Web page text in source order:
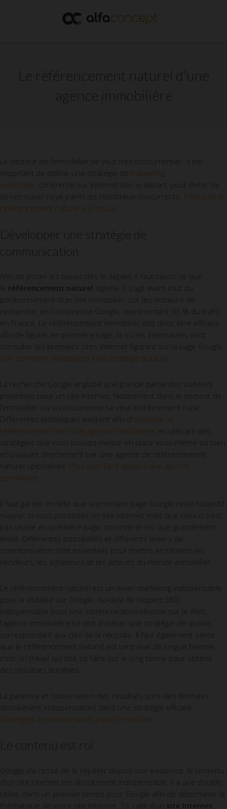
Le référencement naturel d’une
agence immobilière
Le secteur de l’immobilier se veut très concurrentiel : il est
important de définir une stratégie de marketing
immobilier cohérente sur Internet dès le départ, pour éviter de
se retrouver noyé parmi les nombreux concurrents. Pourquoi le
référencement naturel est crucial
Développer une stratégie de
communication
Afin de poser les bases dès le départ, il faut savoir ce que
référencement naturel signifie. Il s’agit avant tout du
positionnement d’un site immobilier, sur les moteurs de
recherche, en l’occurrence Google, représentant 95 % du trafic
en France. Le référencement immobilier doit donc être efficace
afin de figurer en première page, là où les internautes vont
consulter les premiers sites Internet figurant sur la page Google.
Voir comment développer une stratégie durable
La recherche Google englobe une grande partie des visiteurs
potentiels pour un site Internet. Notamment dans le secteur de
l’immobilier où la concurrence se veut extrêmement rude.
Différentes techniques existent afin d’ optimiser le
référencement de votre agence immobilière , en utilisant des
stratégies que vous pouvez mettre en place vous-même ou bien
en passant directement par une agence de référencement
naturel spécialisée. Pourquoi faire appel à une agence
spécialisée
Il faut garder en tête que la première page Google reste l’objectif
majeur, si vous possédez un site Internet mais que celui-ci n’est
pas visible en première page, son intérêt est que grandement
limité. Différentes possibilités et différents leviers de
communication sont essentiels pour mettre en relation les
vendeurs, les acheteurs et les acteurs du monde immobilier.
Le référencement naturel est un levier marketing indispensable
pour la visibilité sur Google. Au-delà de l’aspect SEO,
indispensable pour une communication réussie sur le Web,
l’agence immobilière se doit d’utiliser une stratégie de qualité,
correspondant aux clés de la réussite. Il faut également savoir
que le référencement naturel est un travail de longue haleine,
c’est un travail qui doit se faire sur le long terme pour obtenir
des résultats durables.
La patience et l’observation des résultats sont des données
absolument indispensables dans une stratégie efficace.
Stratégies incontournables pour l’immobilier
Le contenu est roi
Google n’a cessé de le répéter depuis son existence, le contenu
d’un site Internet est absolument indispensable. Il a une double
utilité, dans un premier temps pour Google afin de déterminer la
thématique de votre site Internet. S’il s’agit d’un site Internet